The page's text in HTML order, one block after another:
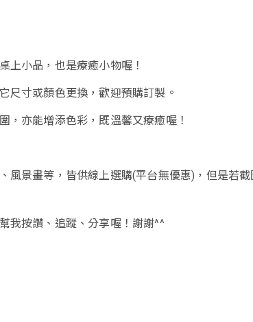
上小品，也是療癒小物喔！
尺寸或顏色更換，歡迎預購訂製。
，亦能增添色彩，既溫馨又療癒喔！
風景畫等，皆供線上選購(平台無優惠)，但是若
我按讚、追蹤、分享喔！謝謝^^